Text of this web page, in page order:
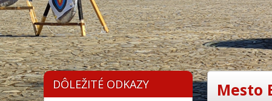
DÔLEŽITÉ ODKAZY Mesto